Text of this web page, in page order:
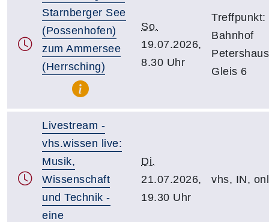
Starnberger See
(Possenhofen)
zum Ammersee
(Herrsching)
So.
19.07.2026,
8.30 Uhr
Treffpunkt:
Bahnhof
Gleis 6
Livestream -
vhs.wissen live:
Musik,
Wissenschaft
und Technik -
eine
Di.
21.07.2026,
19.30 Uhr
vhs, IN,